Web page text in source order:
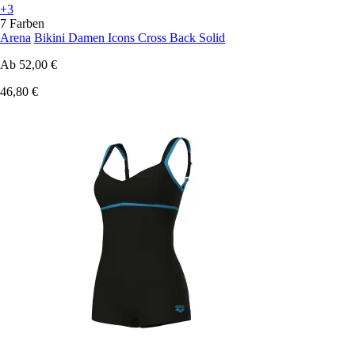
+3
7 Farben
Arena Bikini Damen Icons Cross Back Solid
Ab 52,00 €
46,80 €